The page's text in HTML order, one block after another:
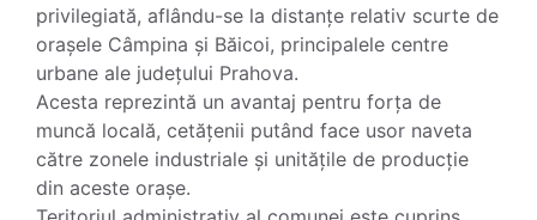
privilegiată, aflându-se la distanțe relativ scurte de
orașele Câmpina și Băicoi, principalele centre
urbane ale județului Prahova.
Acesta reprezintă un avantaj pentru forța de
muncă locală, cetățenii putând face usor naveta
către zonele industriale și unitățile de producție
din aceste orașe.